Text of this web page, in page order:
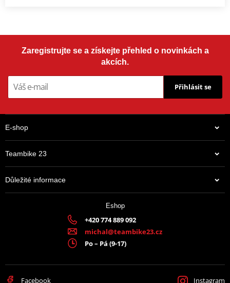
Zaregistrujte se a získejte přehled o novinkách a
akcích.
Přihlásit se
E-shop
Teambike 23
Důležité informace
Eshop
+420 774 889 092
michal@teambike23.cz
Po – Pá (9-17)
Facebook Instagram